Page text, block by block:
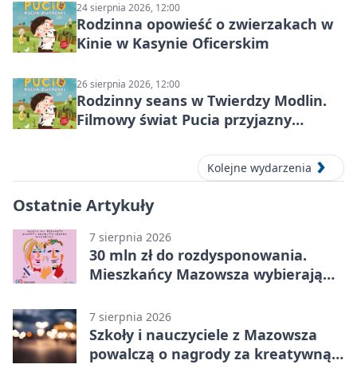
24 sierpnia 2026, 12:00
Rodzinna opowieść o zwierzakach w
Kinie w Kasynie Oficerskim
26 sierpnia 2026, 12:00
Rodzinny seans w Twierdzy Modlin.
Filmowy świat Pucia przyjazny
Kolejne wydarzenia
Ostatnie Artykuły
7 sierpnia 2026
30 mln zł do rozdysponowania.
Mieszkańcy Mazowsza wybierają
7 sierpnia 2026
Szkoły i nauczyciele z Mazowsza
powalczą o nagrody za kreatywną